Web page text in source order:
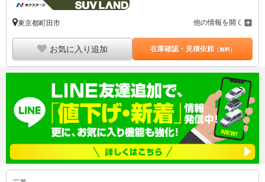
東京都町田市 他の情報を開く
お気に入り追加 在庫確認・見積依頼（無料）